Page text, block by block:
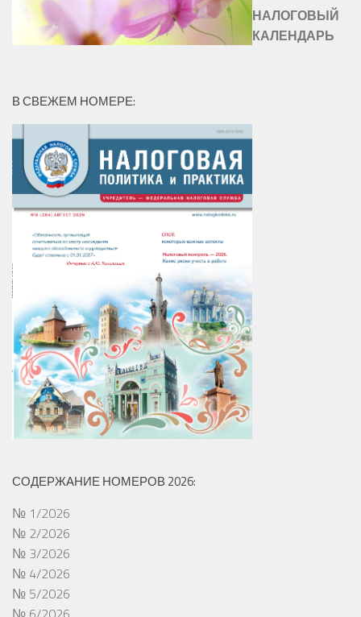
НАЛОГОВЫЙ
КАЛЕНДАРЬ
В СВЕЖЕМ НОМЕРЕ:
СОДЕРЖАНИЕ НОМЕРОВ 2026:
№ 1/2026
№ 2/2026
№ 3/2026
№ 4/2026
№ 5/2026